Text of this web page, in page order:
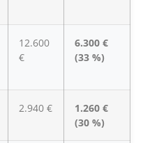
12.600
€
6.300 €
(33 %)
2.940 €
1.260 €
(30 %)